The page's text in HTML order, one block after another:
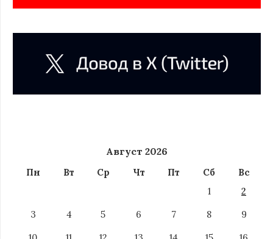
Август 2026
Пн Вт Ср Чт Пт Сб
Вс
1
2
3
4 5 6 7 8
9